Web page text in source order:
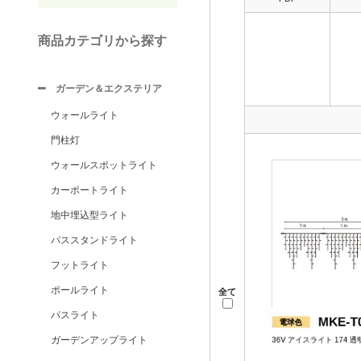
商品カテゴリから探す
ガーデン＆エクステリア
ウォールライト
門柱灯
ウォールスポットライト
カーポートライト
地中埋込型ライト
パススタンドライト
フットライト
ポールライト
パスライト
ガーデンアップライト
全て